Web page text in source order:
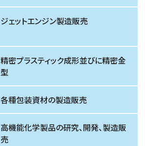
ジェットエンジン製造販売
精密プラスティック成形並びに精密金
型
各種包装資材の製造販売
高機能化学製品の研究、開発、製造販
売